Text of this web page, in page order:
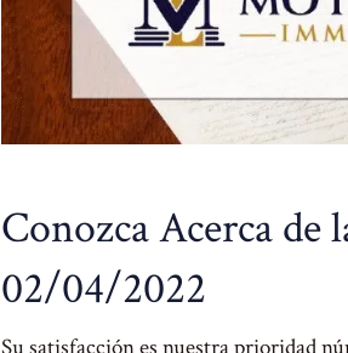
Conozca Acerca
02/04/2022